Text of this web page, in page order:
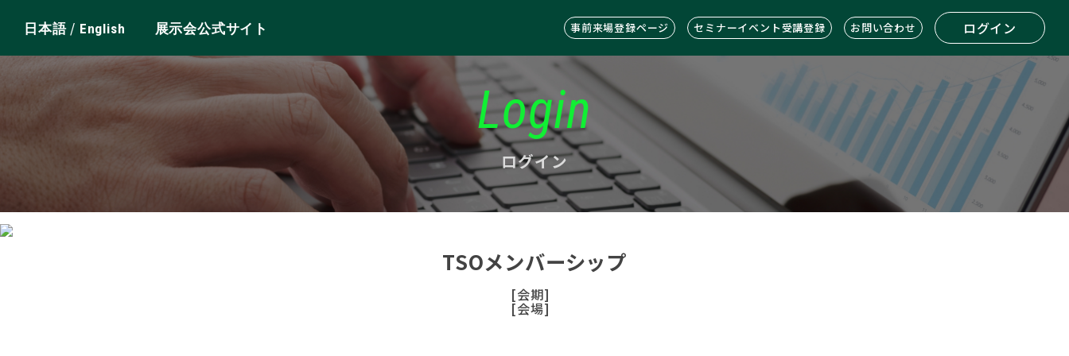
日本語/ English 展示会公式サイト 事前来場登録ページ セミナーイベント受講登録 お問い合わせ ログイン
Login
ログイン
TSOメンバーシップ
[会期]
[会場]